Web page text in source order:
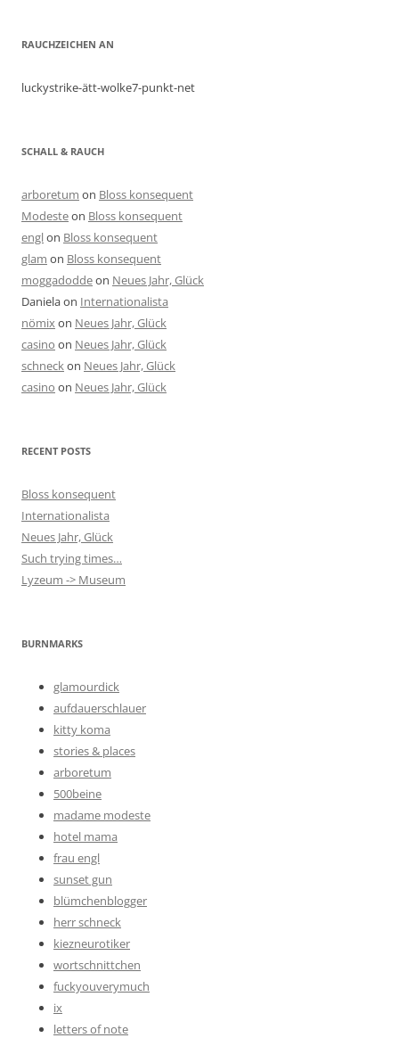
RAUCHZEICHEN AN
luckystrike-ätt-wolke7-punkt-net
SCHALL & RAUCH
arboretum on Bloss konsequent
Modesteon Bloss konsequent
englon Bloss konsequent
glam on Bloss konsequent
moggadoddeon Neues Jahr, Glück
Danielaon Internationalista
nömixon Neues Jahr, Glück
casino on Neues Jahr, Glück
schneckon Neues Jahr, Glück
casino on Neues Jahr, Glück
RECENT POSTS
Bloss konsequent
Internationalista
Neues Jahr, Glück
Such trying times…
Lyzeum -> Museum
BURNMARKS
glamourdick
aufdauerschlauer
kitty koma
stories & places
arboretum
500beine
madame modeste
hotel mama
frau engl
sunset gun
blümchenblogger
herr schneck
kiezneurotiker
wortschnittchen
fuckyouverymuch
ix
letters of note